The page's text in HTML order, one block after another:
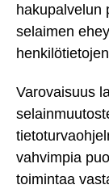
hakupalvelun
selaimen
Varovaisuus
vahvimpia
toimintaa